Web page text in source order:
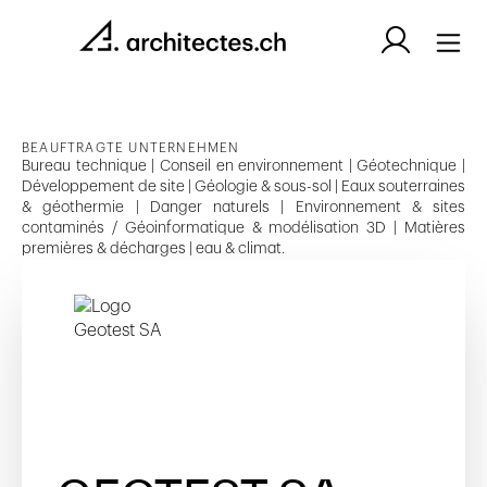
BEAUFTRAGTE UNTERNEHMEN
Bureau technique | Conseil en environnement | Géotechnique |
Développement de site | Géologie & sous-sol | Eaux souterraines
& géothermie | Danger naturels | Environnement & sites
contaminés / Géoinformatique & modélisation 3D | Matières
premières & décharges | eau & climat.